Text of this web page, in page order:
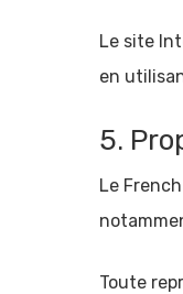
Le site
en
5.
Le
Toute